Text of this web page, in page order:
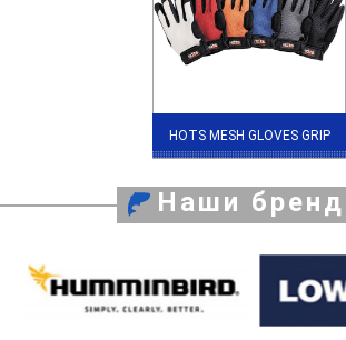
HOTS MESH GLOVES GRIP
Наши